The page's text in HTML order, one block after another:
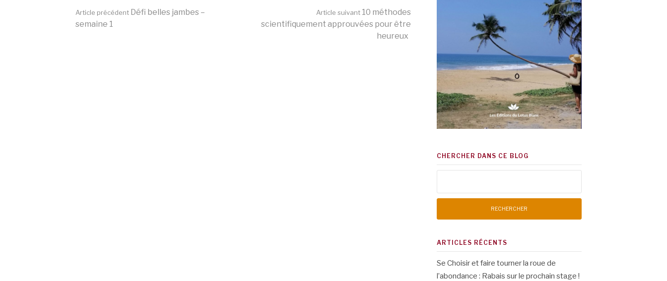
Lire
Article précédent Défi belles jambes –
semaine 1
Article suivant 10 méthodes
scientifiquement approuvées pour être
heureux
CHERCHER DANS CE BLOG
ARTICLES RÉCENTS
Se Choisir et faire tourner la roue de
l’abondance : Rabais sur le prochain stage !